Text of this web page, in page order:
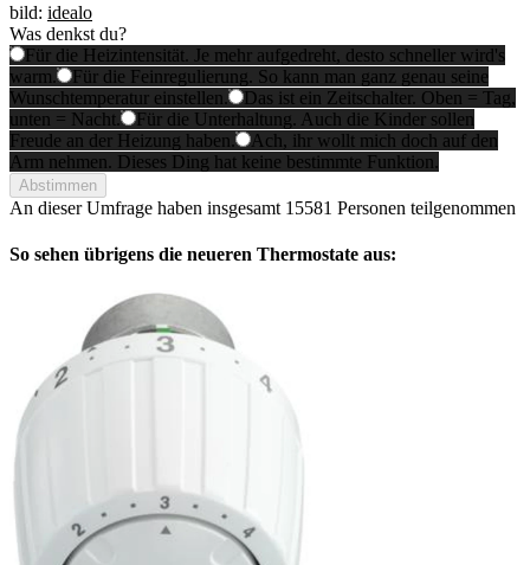
bild: idealo
Was denkst du?
Für die Heizintensität. Je mehr aufgedreht, desto schneller wird's
warm.
Für die Feinregulierung. So kann man ganz genau seine
Wunschtemperatur einstellen.
Das ist ein Zeitschalter. Oben = Tag,
unten = Nacht.
Für die Unterhaltung. Auch die Kinder sollen
Freude an der Heizung haben.
Ach, ihr wollt mich doch auf den
Arm nehmen. Dieses Ding hat keine bestimmte Funktion.
Abstimmen
An dieser Umfrage haben insgesamt 15581 Personen teilgenommen
So sehen übrigens die neueren Thermostate aus: